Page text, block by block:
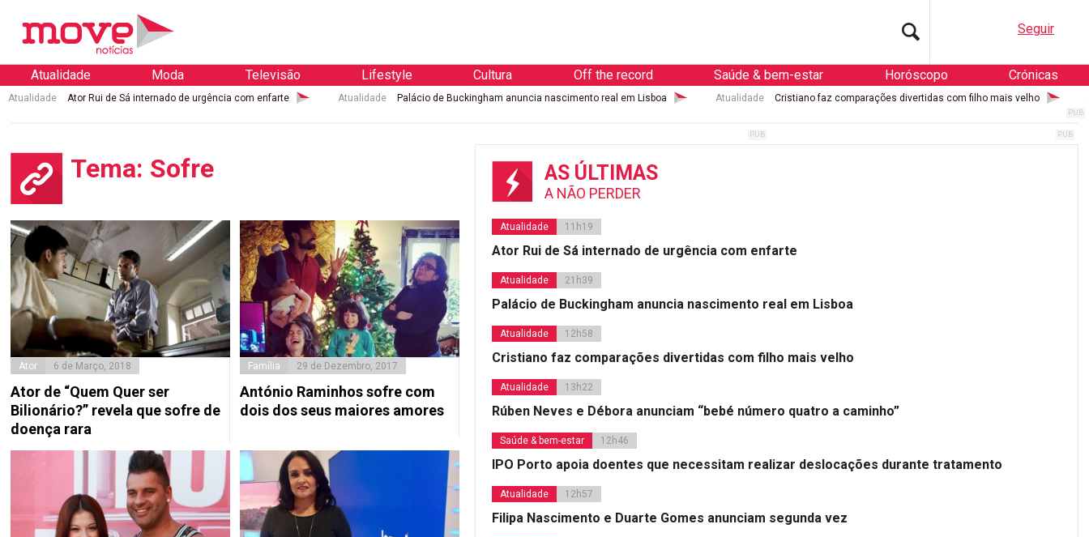
Seguir
Atualidade Moda Televisão Lifestyle Cultura Off the record Saúde & bem-estar Horóscopo Crónicas
Atualidade Ator Rui de Sá internado de urgência com enfarte Atualidade Palácio de Buckingham anuncia nascimento real em Lisboa Atualidade Cristiano faz comparações divertidas com filho mais velho
Tema: Sofre
Ator 6 de Março, 2018
Ator de “Quem Quer ser
Bilionário?” revela que sofre de
doença rara
Família 29 de Dezembro, 2017
António Raminhos sofre com
dois dos seus maiores amores
AS ÚLTIMAS
A NÃO PERDER
Atualidade 11h19
Ator Rui de Sá internado de urgência com enfarte
Atualidade 21h39
Palácio de Buckingham anuncia nascimento real em Lisboa
Atualidade 12h58
Cristiano faz comparações divertidas com filho mais velho
Atualidade 13h22
Rúben Neves e Débora anunciam “bebé número quatro a caminho”
Saúde & bem-estar 12h46
IPO Porto apoia doentes que necessitam realizar deslocações durante tratamento
Atualidade 12h57
Filipa Nascimento e Duarte Gomes anunciam segunda vez